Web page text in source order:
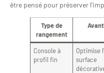
être pensé pour préserver
Type de
rangement
Console à
profil fin
Optimise
surface